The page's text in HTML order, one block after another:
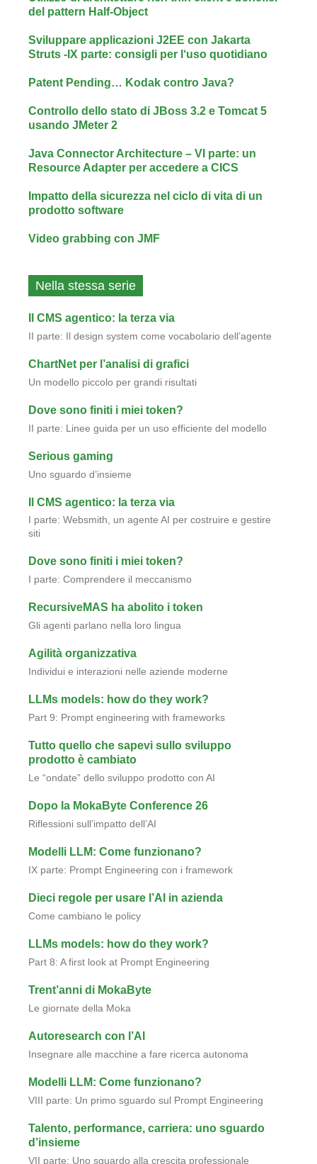
del pattern Half-Object
Sviluppare applicazioni J2EE con Jakarta
Struts -IX parte: consigli per l‘uso quotidiano
Patent Pending… Kodak contro Java?
Controllo dello stato di JBoss 3.2 e Tomcat 5
usando JMeter 2
Java Connector Architecture – VI parte: un
Resource Adapter per accedere a CICS
Impatto della sicurezza nel ciclo di vita di un
prodotto software
Video grabbing con JMF
Nella stessa serie
Il CMS agentico: la terza via
II parte: Il design system come vocabolario dell’agente
ChartNet per l’analisi di grafici
Un modello piccolo per grandi risultati
Dove sono finiti i miei token?
II parte: Linee guida per un uso efficiente del modello
Serious gaming
Uno sguardo d’insieme
Il CMS agentico: la terza via
I parte: Websmith, un agente AI per costruire e gestire
siti
Dove sono finiti i miei token?
I parte: Comprendere il meccanismo
RecursiveMAS ha abolito i token
Gli agenti parlano nella loro lingua
Agilità organizzativa
Individui e interazioni nelle aziende moderne
LLMs models: how do they work?
Part 9: Prompt engineering with frameworks
Tutto quello che sapevi sullo sviluppo
prodotto è cambiato
Le “ondate” dello sviluppo prodotto con AI
Dopo la MokaByte Conference 26
Riflessioni sull’impatto dell’AI
Modelli LLM: Come funzionano?
IX parte: Prompt Engineering con i framework
Dieci regole per usare l’AI in azienda
Come cambiano le policy
LLMs models: how do they work?
Part 8: A first look at Prompt Engineering
Trent’anni di MokaByte
Le giornate della Moka
Autoresearch con l’AI
Insegnare alle macchine a fare ricerca autonoma
Modelli LLM: Come funzionano?
VIII parte: Un primo sguardo sul Prompt Engineering
Talento, performance, carriera: uno sguardo
d’insieme
VII parte: Uno sguardo alla crescita professionale